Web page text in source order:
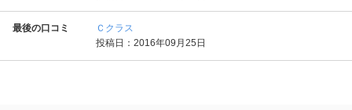
最後の口コミ
Ｃクラス
投稿日：2016年09月25日